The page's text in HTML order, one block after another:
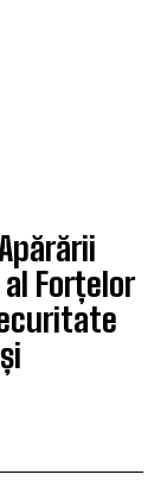
Forțelor